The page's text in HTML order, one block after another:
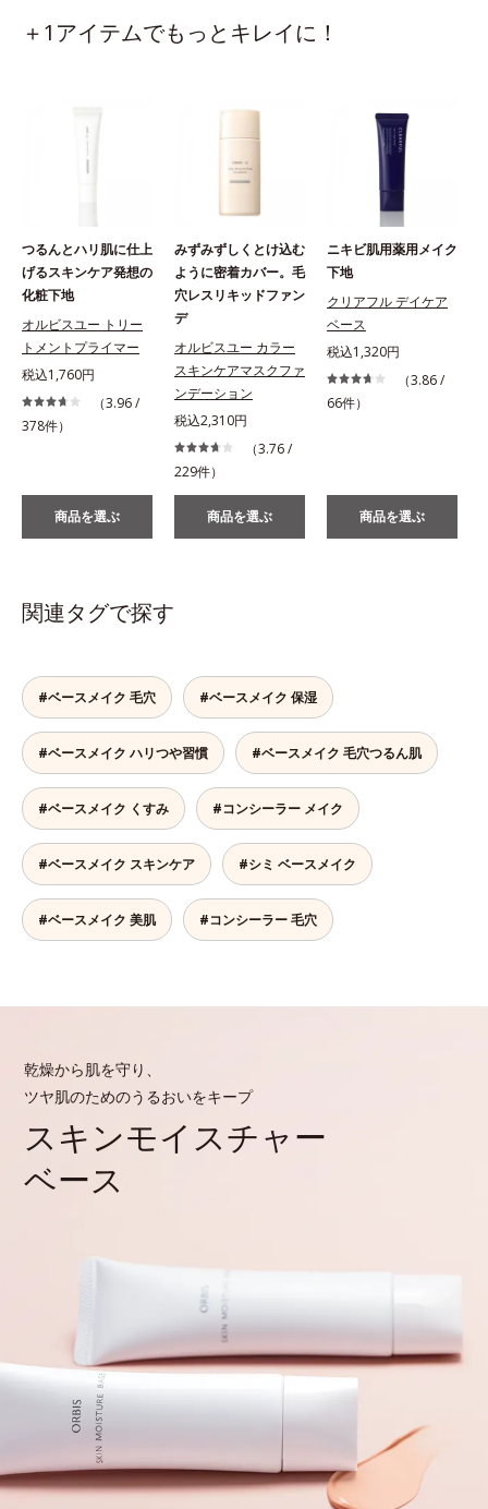
＋1アイテムでもっとキレイに！
つるんとハリ肌に仕上
げるスキンケア発想の
化粧下地
オルビスユー トリー
トメントプライマー
税込1,760円
（3.96 /
378件）
商品を選ぶ
みずみずしくとけ込む
ように密着カバー。毛
穴レスリキッドファン
デ
オルビスユー カラー
スキンケアマスクファ
ンデーション
税込2,310円
（3.76 /
229件）
商品を選ぶ
ニキビ肌用薬用メイク
下地
クリアフル デイケア
ベース
税込1,320円
（3.86 /
66件）
商品を選ぶ
関連タグで探す
#ベースメイク 毛穴 #ベースメイク 保湿
#ベースメイク ハリつや習慣 #ベースメイク 毛穴つるん肌
#ベースメイク くすみ #コンシーラー メイク
#ベースメイク スキンケア #シミ ベースメイク
#ベースメイク 美肌 #コンシーラー 毛穴
乾燥から肌を守り、
ツヤ肌のためのうるおいをキープ
スキンモイスチャー
ベース